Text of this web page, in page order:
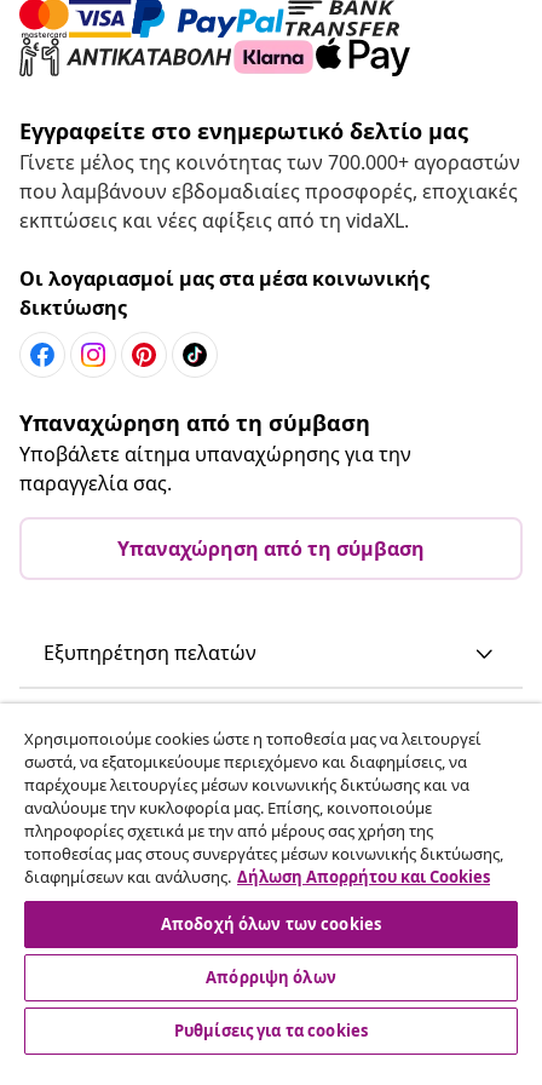
Εγγραφείτε στο ενημερωτικό δελτίο μας
Γίνετε μέλος της κοινότητας των 700.000+ αγοραστών
που λαμβάνουν εβδομαδιαίες προσφορές, εποχιακές
εκπτώσεις και νέες αφίξεις από τη vidaXL.
Οι λογαριασμοί μας στα μέσα κοινωνικής
δικτύωσης
Υπαναχώρηση από τη σύμβαση
Υποβάλετε αίτημα υπαναχώρησης για την
παραγγελία σας.
Υπαναχώρηση από τη σύμβαση
Εξυπηρέτηση πελατών
vidaXL
Ανακαλύψτε περισσότερα
© 2008-2026 vidaXL Ο ιστότοπος www.vidaxl.gr αποτελεί
Χρησιμοποιούμε cookies ώστε η τοποθεσία μας να λειτουργεί
σωστά, να εξατομικεύουμε περιεχόμενο και διαφημίσεις, να
παρέχουμε λειτουργίες μέσων κοινωνικής δικτύωσης και να
αναλύουμε την κυκλοφορία μας. Επίσης, κοινοποιούμε
πληροφορίες σχετικά με την από μέρους σας χρήση της
τοποθεσίας μας στους συνεργάτες μέσων κοινωνικής δικτύωσης,
διαφημίσεων και ανάλυσης. Δήλωση Απορρήτου και Cookies
Αποδοχή όλων των cookies
Απόρριψη όλων
Ρυθμίσεις για τα cookies